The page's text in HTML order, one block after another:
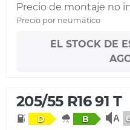
Precio de montaje no
Precio por neumático
EL STOCK DE
205/55 R16 91 T
D B